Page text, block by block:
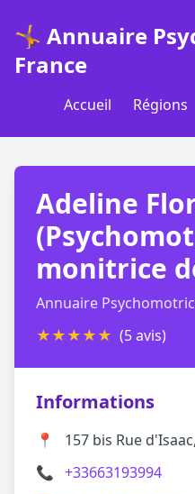
🤸 Annuaire
France
Accueil Régions
Adeline
monitrice
Annuaire
★★★★★ (5 avis)
Informations
📍
157 bis Rue
📞 +33663193994